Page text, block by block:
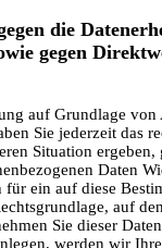
die
gegen
auf Grundlage von
Sie jederzeit das
Situation ergeben,
Daten
ein auf diese
auf
Sie dieser
werden wir